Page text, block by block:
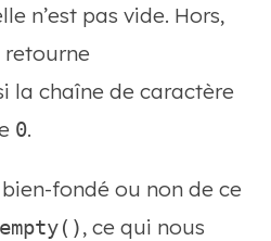
n’est pas vide. Hors,
retourne
la chaîne de caractère
0.
fondé ou non de ce
empty(), ce qui nous